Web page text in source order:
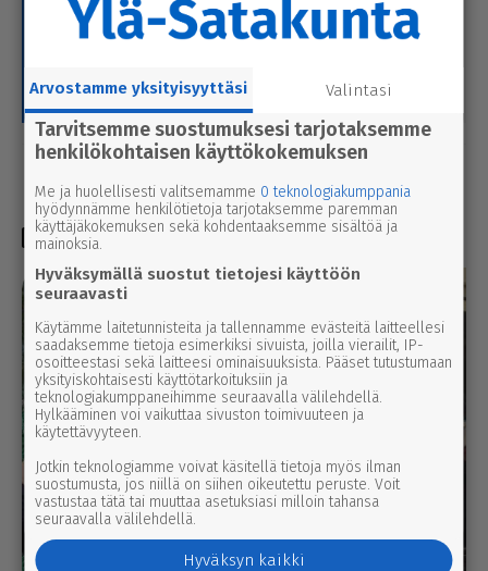
Sanomalehti Oy
15.6.2026 11.30
jen yhdis­tä­mi­sestä
Paikallismedia Ylä-
Satakunta
29.5.2026 8.30
pää­pal­kin­tona grilli
Videot
Arvostamme yksityisyyttäsi Valintasi
Tarvitsemme suostumuksesi tarjotaksemme
henkilökohtaisen käyttökokemuksen
Me ja huolellisesti valitsemamme 0 teknologiakumppania
hyödynnämme henkilötietoja tarjotaksemme paremman
käyttäjäkokemuksen sekä kohdentaaksemme sisältöä ja
mainoksia.
Hyväksymällä suostut tietojesi käyttöön
seuraavasti
Käytämme laitetunnisteita ja tallennamme evästeitä laitteellesi
saadaksemme tietoja esimerkiksi sivuista, joilla vierailit, IP-
osoitteestasi sekä laitteesi ominaisuuksista. Pääset tutustumaan
yksityiskohtaisesti käyttötarkoituksiin ja
teknologiakumppaneihimme seuraavalla välilehdellä.
Hylkääminen voi vaikuttaa sivuston toimivuuteen ja
käytettävyyteen.
Jotkin teknologiamme voivat käsitellä tietoja myös ilman
suostumusta, jos niillä on siihen oikeutettu peruste. Voit
vastustaa tätä tai muuttaa asetuksiasi milloin tahansa
seuraavalla välilehdellä.
Hyväksyn kaikki